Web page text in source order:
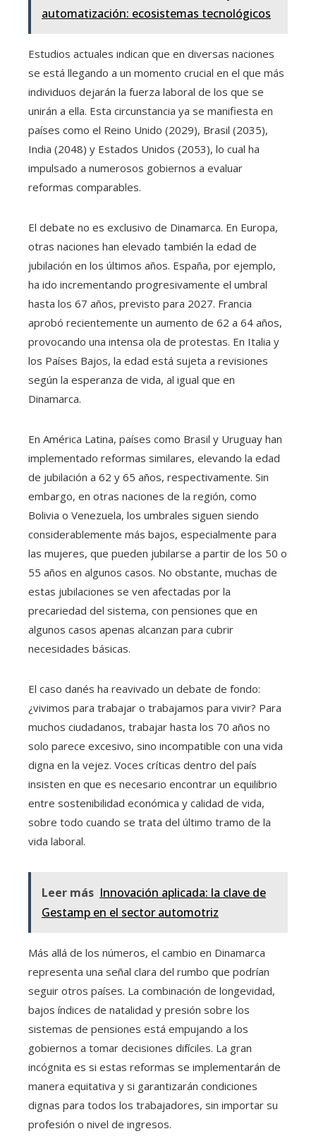
automatización: ecosistemas tecnológicos
Estudios actuales indican que en diversas naciones
se está llegando a un momento crucial en el que más
individuos dejarán la fuerza laboral de los que se
unirán a ella. Esta circunstancia ya se manifiesta en
países como el Reino Unido (2029), Brasil (2035),
India (2048) y Estados Unidos (2053), lo cual ha
impulsado a numerosos gobiernos a evaluar
reformas comparables.
El debate no es exclusivo de Dinamarca. En Europa,
otras naciones han elevado también la edad de
jubilación en los últimos años. España, por ejemplo,
ha ido incrementando progresivamente el umbral
hasta los 67 años, previsto para 2027. Francia
aprobó recientemente un aumento de 62 a 64 años,
provocando una intensa ola de protestas. En Italia y
los Países Bajos, la edad está sujeta a revisiones
según la esperanza de vida, al igual que en
Dinamarca.
En América Latina, países como Brasil y Uruguay han
implementado reformas similares, elevando la edad
de jubilación a 62 y 65 años, respectivamente. Sin
embargo, en otras naciones de la región, como
Bolivia o Venezuela, los umbrales siguen siendo
considerablemente más bajos, especialmente para
las mujeres, que pueden jubilarse a partir de los 50 o
55 años en algunos casos. No obstante, muchas de
estas jubilaciones se ven afectadas por la
precariedad del sistema, con pensiones que en
algunos casos apenas alcanzan para cubrir
necesidades básicas.
El caso danés ha reavivado un debate de fondo:
¿vivimos para trabajar o trabajamos para vivir? Para
muchos ciudadanos, trabajar hasta los 70 años no
solo parece excesivo, sino incompatible con una vida
digna en la vejez. Voces críticas dentro del país
insisten en que es necesario encontrar un equilibrio
entre sostenibilidad económica y calidad de vida,
sobre todo cuando se trata del último tramo de la
vida laboral.
Leer más Innovación aplicada: la clave de
Gestamp en el sector automotriz
Más allá de los números, el cambio en Dinamarca
representa una señal clara del rumbo que podrían
seguir otros países. La combinación de longevidad,
bajos índices de natalidad y presión sobre los
sistemas de pensiones está empujando a los
gobiernos a tomar decisiones difíciles. La gran
incógnita es si estas reformas se implementarán de
manera equitativa y si garantizarán condiciones
dignas para todos los trabajadores, sin importar su
profesión o nivel de ingresos.